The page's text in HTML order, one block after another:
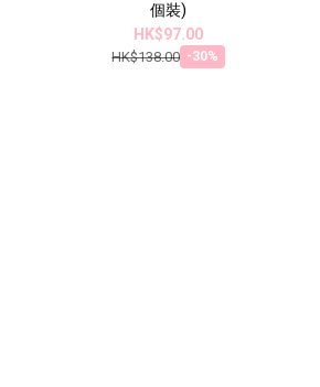
個裝)
HK$97.00
HK$138.00 -30%